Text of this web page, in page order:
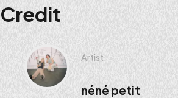
Credit
Artist
néné petit